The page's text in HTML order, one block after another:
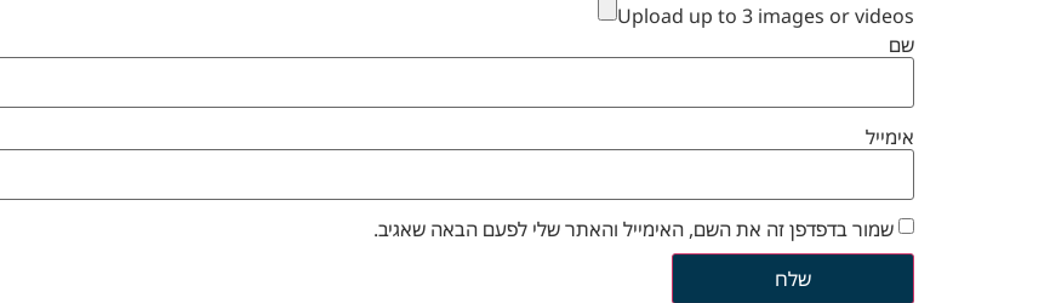
Upload up to 3 images or videos
שם
אימייל
שמור בדפדפן זה את השם, האימייל והאתר שלי לפעם הבאה שאגיב.